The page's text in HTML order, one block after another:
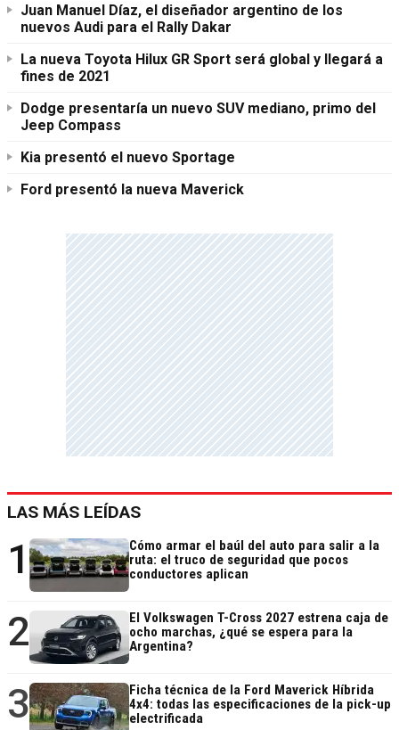
Juan Manuel Díaz, el diseñador argentino de los
nuevos Audi para el Rally Dakar
La nueva Toyota Hilux GR Sport será global y llegará a
fines de 2021
Dodge presentaría un nuevo SUV mediano, primo del
Jeep Compass
Kia presentó el nuevo Sportage
Ford presentó la nueva Maverick
LAS MÁS LEÍDAS
1
Cómo armar el baúl del auto para salir a la
ruta: el truco de seguridad que pocos
conductores aplican
2
El Volkswagen T-Cross 2027 estrena caja de
ocho marchas, ¿qué se espera para la
Argentina?
3
Ficha técnica de la Ford Maverick Híbrida
4x4: todas las especificaciones de la pick-up
electrificada